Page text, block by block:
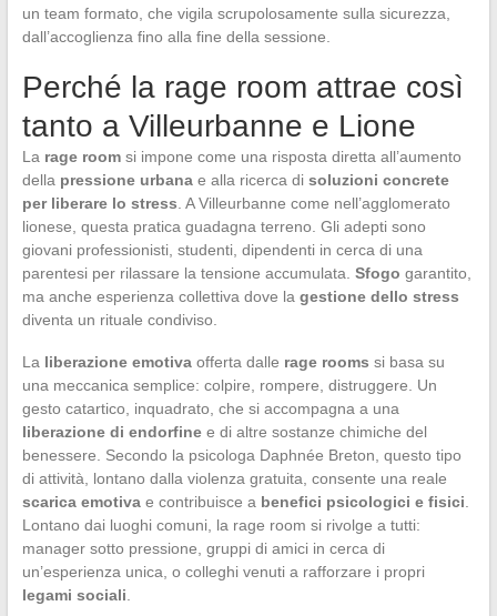
un team formato, che vigila scrupolosamente sulla sicurezza,
dall’accoglienza fino alla fine della sessione.
Perché la rage room attrae così
tanto a Villeurbanne e Lione
La rage roomsi impone come una risposta diretta all’aumento
della pressione urbanae alla ricerca di soluzioni concrete
per liberare lo stress . A Villeurbanne come nell’agglomerato
lionese, questa pratica guadagna terreno. Gli adepti sono
giovani professionisti, studenti, dipendenti in cerca di una
parentesi per rilassare la tensione accumulata. Sfogo garantito,
ma anche esperienza collettiva dove la gestione dello stress
diventa un rituale condiviso.
La liberazione emotivaofferta dalle rage rooms si basa su
una meccanica semplice: colpire, rompere, distruggere. Un
gesto catartico, inquadrato, che si accompagna a una
liberazione di endorfinee di altre sostanze chimiche del
benessere. Secondo la psicologa Daphnée Breton, questo tipo
di attività, lontano dalla violenza gratuita, consente una reale
scarica emotivae contribuisce a benefici psicologici e fisici
Lontano dai luoghi comuni, la rage room si rivolge a tutti:
manager sotto pressione, gruppi di amici in cerca di
un’esperienza unica, o colleghi venuti a rafforzare i propri
legami sociali